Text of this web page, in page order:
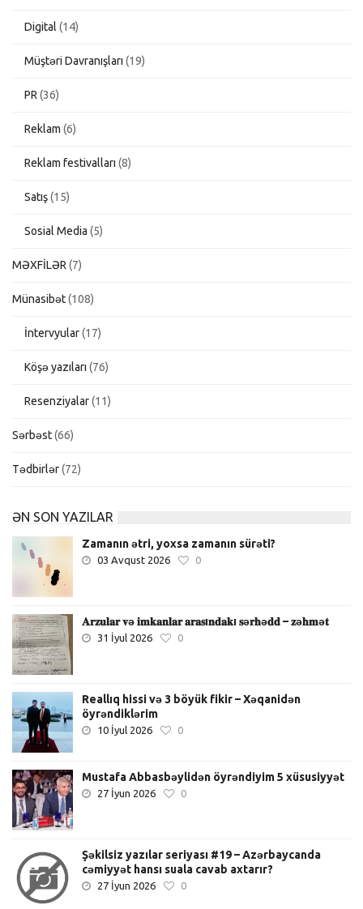
Digital (14)
Müştəri Davranışları (19)
PR (36)
Reklam (6)
Reklam festivalları (8)
Satış(15)
Sosial Media (5)
MƏXFİLƏR (7)
Münasibət(108)
İntervyular(17)
Köşə yazıları (76)
Resenziyalar(11)
Sərbəst(66)
Tədbirlər(72)
ƏN SON YAZILAR
Zamanın ətri, yoxsa zamanın sürəti?
03 Avqust 2026 0
𝐀𝐫𝐳𝐮𝐥𝐚𝐫 𝐯ə 𝐢𝐦𝐤𝐚𝐧𝐥𝐚𝐫 𝐚𝐫𝐚𝐬ı𝐧𝐝𝐚𝐤ı 𝐬ə𝐫𝐡ə𝐝𝐝 – 𝐳ə𝐡𝐦ə𝐭
31 İyul 2026 0
Reallıq hissi və 3 böyük fikir – Xəqanidən
öyrəndiklərim
10 İyul 2026 0
Mustafa Abbasbəylidən öyrəndiyim 5 xüsusiyyət
27 İyun 2026 0
Şəkilsiz yazılar seriyası #19 – Azərbaycanda
cəmiyyət hansı suala cavab axtarır?
27 İyun 2026 0